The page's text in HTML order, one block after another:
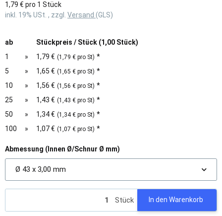
1,79 € pro 1 Stück
inkl. 19% USt. , zzgl. Versand (GLS)
ab
Stückpreis / Stück (1,00 Stück)
1
» 1,79 € (1,79 € pro St) *
5
» 1,65 € (1,65 € pro St) *
10
» 1,56 € (1,56 € pro St) *
25
» 1,43 € (1,43 € pro St) *
50
» 1,34 € (1,34 € pro St) *
100
» 1,07 € (1,07 € pro St) *
Abmessung (Innen Ø/Schnur Ø mm)
Ø 43 x 3,00 mm
Stück In den Warenkorb